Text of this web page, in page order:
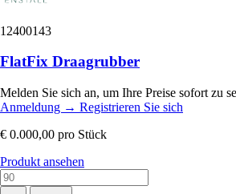
12400143
FlatFix Draagrubber
Melden Sie sich an, um Ihre Preise sofort zu
Anmeldung → Registrieren Sie sich
€ 0.000,00 pro Stück
Produkt ansehen